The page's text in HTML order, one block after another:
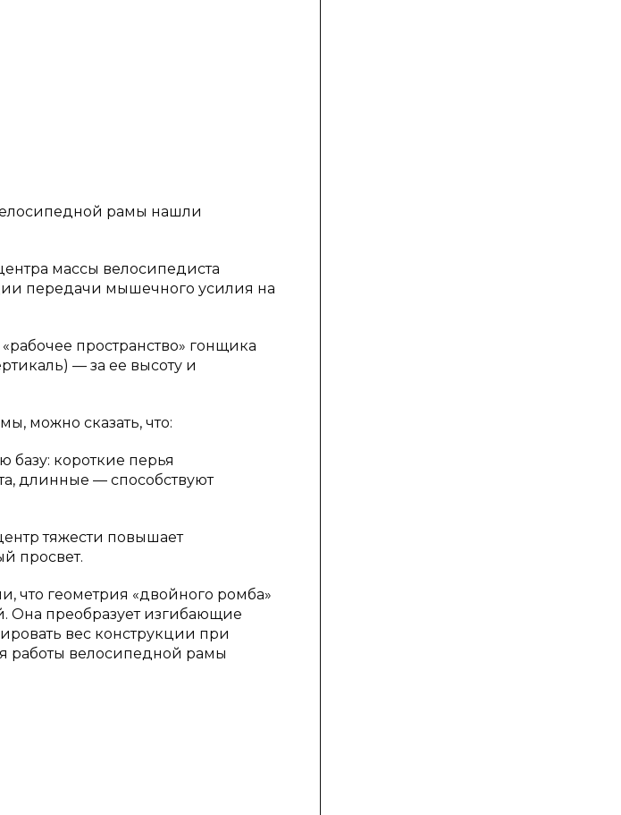
рамы нашли
массы велосипедиста
передачи мышечного усилия на
пространство» гонщика
— за ее высоту и
можно сказать, что:
базу: короткие перья
длинные — способствуют
тяжести повышает
просвет.
что геометрия «двойного ромба»
Она преобразует изгибающие
вес конструкции при
работы велосипедной рамы